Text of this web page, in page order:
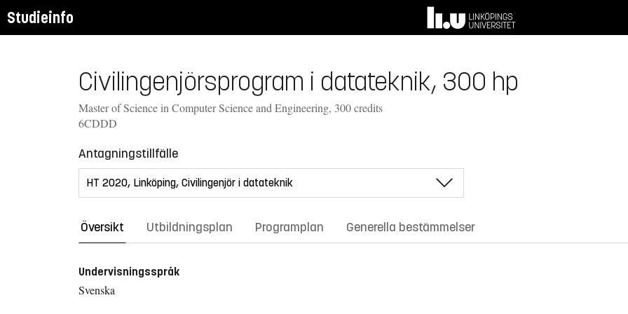
Studieinfo
Civilingenjörsprogram i datateknik, 300 hp
Master of Science in Computer Science and Engineering, 300 credits
6CDDD
Antagningstillfälle
Översikt Utbildningsplan Programplan Generella bestämmelser
Undervisningsspråk
Svenska